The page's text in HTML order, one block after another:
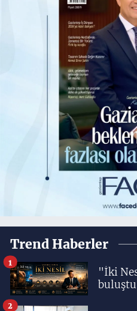
Trend Haberler
"İki
buluştu
1
2